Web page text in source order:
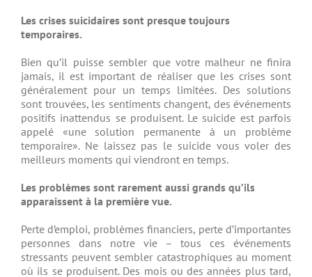
Les crises suicidaires sont presque toujours
temporaires.
Bien qu’il puisse sembler que votre malheur ne finira
jamais, il est important de réaliser que les crises sont
généralement pour un temps limitées. Des solutions
sont trouvées, les sentiments changent, des événements
positifs inattendus se produisent. Le suicide est parfois
appelé «une solution permanente à un problème
temporaire». Ne laissez pas le suicide vous voler des
meilleurs moments qui viendront en temps.
Les problèmes sont rarement aussi grands qu’ils
apparaissent à la première vue.
Perte d’emploi, problèmes financiers, perte d’importantes
personnes dans notre vie – tous ces événements
stressants peuvent sembler catastrophiques au moment
où ils se produisent. Des mois ou des années plus tard,